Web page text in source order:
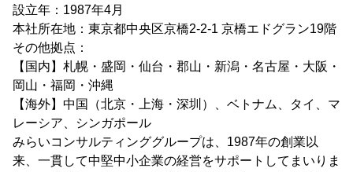
設立年：1987年4月
本社所在地：東京都中央区京橋2-2-1 京橋エドグラン19階
その他拠点：
【国内】札幌・盛岡・仙台・郡山・新潟・名古屋・大阪・
岡山・福岡・沖縄
【海外】中国（北京・上海・深圳）、ベトナム、タイ、マ
レーシア、シンガポール
みらいコンサルティンググループは、1987年の創業以
来、一貫して中堅中小企業の経営をサポートしてまいりま